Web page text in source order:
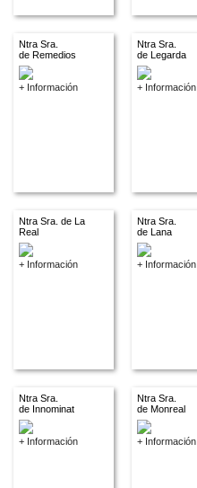
Ntra Sra.
de Remedios
+ Información
Ntra Sra.
de Legarda
+ Información
Ntra Sra. de La
Real
+ Información
Ntra Sra.
de Lana
+ Información
Ntra Sra.
de Innominat
+ Información
Ntra Sra.
de Monreal
+ Información